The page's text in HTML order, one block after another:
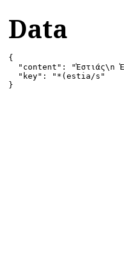
Data
{
"content": "Ἑστιάς\n
  "key": "*(estia/s"
}